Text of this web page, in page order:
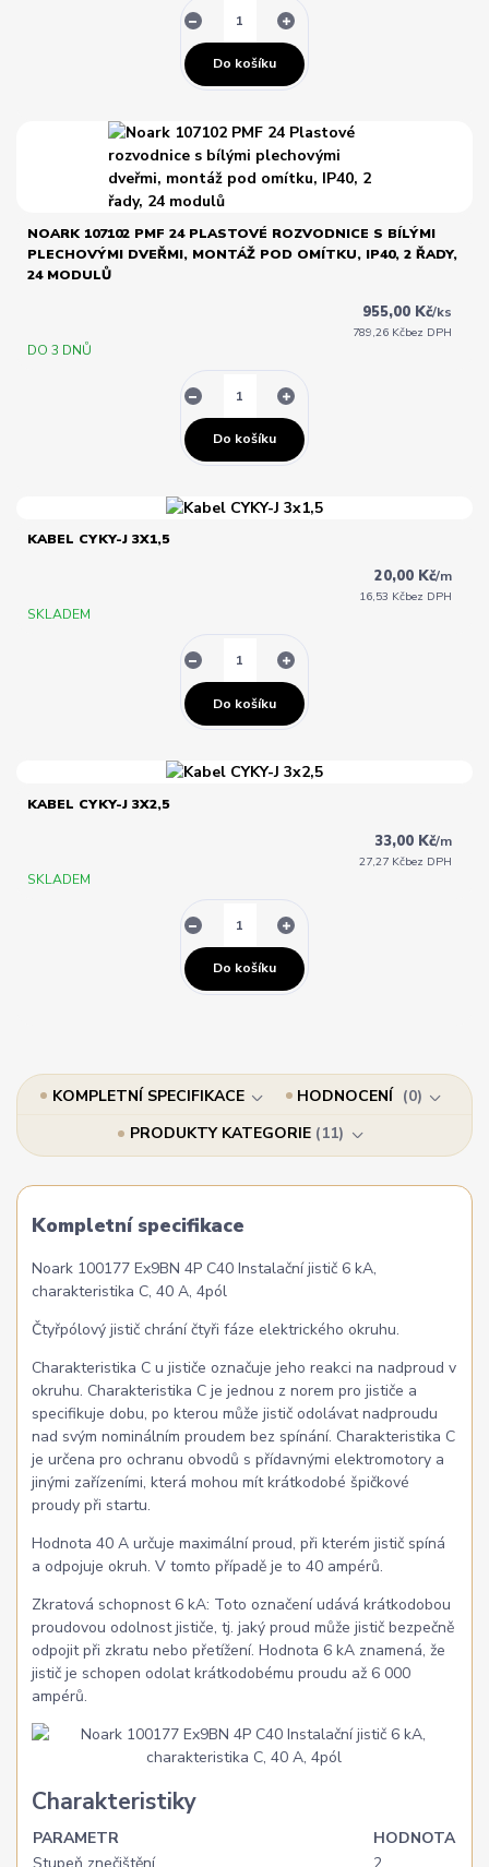
Do košíku
NOARK 107102 PMF 24 PLASTOVÉ ROZVODNICE S BÍLÝMI
PLECHOVÝMI DVEŘMI, MONTÁŽ POD OMÍTKU, IP40, 2 ŘADY,
24 MODULŮ
955,00 Kč/ks
789,26 Kčbez DPH
DO 3 DNŮ
Do košíku
KABEL CYKY-J 3X1,5
20,00 Kč/m
16,53 Kčbez DPH
SKLADEM
Do košíku
KABEL CYKY-J 3X2,5
33,00 Kč/m
27,27 Kčbez DPH
SKLADEM
Do košíku
KOMPLETNÍ SPECIFIKACE HODNOCENÍ
0
PRODUKTY KATEGORIE 11
Kompletní specifikace
Noark 100177 Ex9BN 4P C40 Instalační jistič 6 kA,
charakteristika C, 40 A, 4pól
Čtyřpólový jistič chrání čtyři fáze elektrického okruhu.
Charakteristika C u jističe označuje jeho reakci na nadproud v
okruhu. Charakteristika C je jednou z norem pro jističe a
specifikuje dobu, po kterou může jistič odolávat nadproudu
nad svým nominálním proudem bez spínání. Charakteristika C
je určena pro ochranu obvodů s přídavnými elektromotory a
jinými zařízeními, která mohou mít krátkodobé špičkové
proudy při startu.
Hodnota 40 A určuje maximální proud, při kterém jistič spíná
a odpojuje okruh. V tomto případě je to 40 ampérů.
Zkratová schopnost 6 kA: Toto označení udává krátkodobou
proudovou odolnost jističe, tj. jaký proud může jistič bezpečně
odpojit při zkratu nebo přetížení. Hodnota 6 kA znamená, že
jistič je schopen odolat krátkodobému proudu až 6 000
ampérů.
Charakteristiky
PARAMETR
HODNOTA